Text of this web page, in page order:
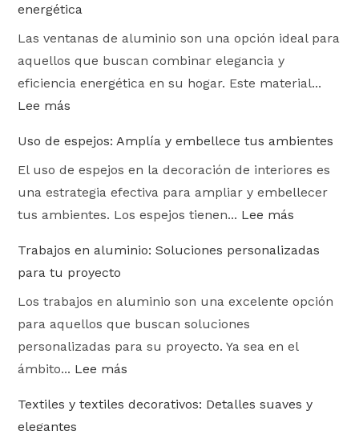
energética
Las ventanas de aluminio son una opción ideal para
aquellos que buscan combinar elegancia y
eficiencia energética en su hogar. Este material...
Lee más
Uso de espejos: Amplía y embellece tus ambientes
El uso de espejos en la decoración de interiores es
una estrategia efectiva para ampliar y embellecer
tus ambientes. Los espejos tienen... Lee más
Trabajos en aluminio: Soluciones personalizadas
para tu proyecto
Los trabajos en aluminio son una excelente opción
para aquellos que buscan soluciones
personalizadas para su proyecto. Ya sea en el
ámbito... Lee más
Textiles y textiles decorativos: Detalles suaves y
elegantes